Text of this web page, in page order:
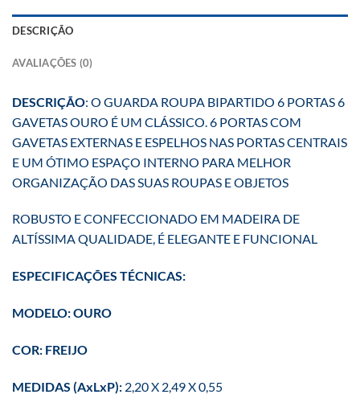
DESCRIÇÃO
AVALIAÇÕES (0)
DESCRIÇÃO: O GUARDA ROUPA BIPARTIDO 6 PORTAS 6
GAVETAS OURO É UM CLÁSSICO. 6 PORTAS COM
GAVETAS EXTERNAS E ESPELHOS NAS PORTAS CENTRAIS
E UM ÓTIMO ESPAÇO INTERNO PARA MELHOR
ORGANIZAÇÃO DAS SUAS ROUPAS E OBJETOS
ROBUSTO E CONFECCIONADO EM MADEIRA DE
ALTÍSSIMA QUALIDADE, É ELEGANTE E FUNCIONAL
ESPECIFICAÇÕES TÉCNICAS:
MODELO: OURO
COR: FREIJO
MEDIDAS (AxLxP): 2,20 X 2,49 X 0,55